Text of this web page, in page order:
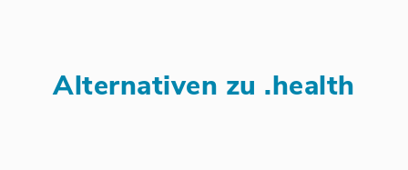
Alternativen zu .health